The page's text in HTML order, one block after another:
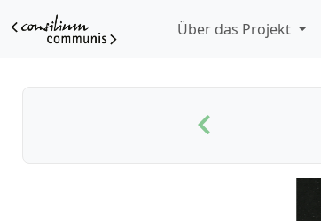
Über das Projekt